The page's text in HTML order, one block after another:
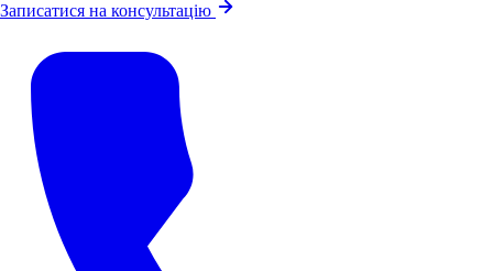
Записатися на консультацію